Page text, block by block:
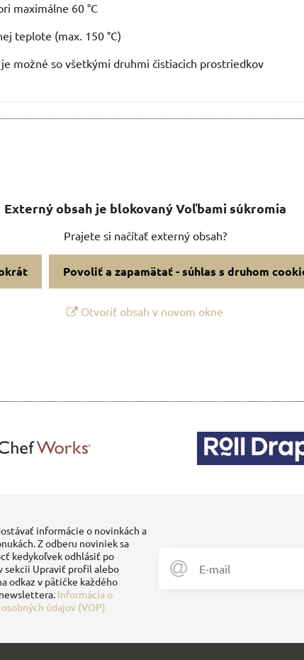
maximálne 60 °C
teplote (max. 150 °C)
možné so všetkými druhmi čistiacich prostriedkov
Externý obsah je blokovaný Voľbami súkromia
Prajete si načítať externý obsah?
Povoliť a zapamätať - súhlas s druhom
Otvoriť obsah v novom okne
informácie o novinkách a
Z odberu noviniek sa
kedykoľvek odhlásiť po
sekcii Upraviť profil alebo
odkaz v pätičke každého
Informácia o
údajov (VOP)